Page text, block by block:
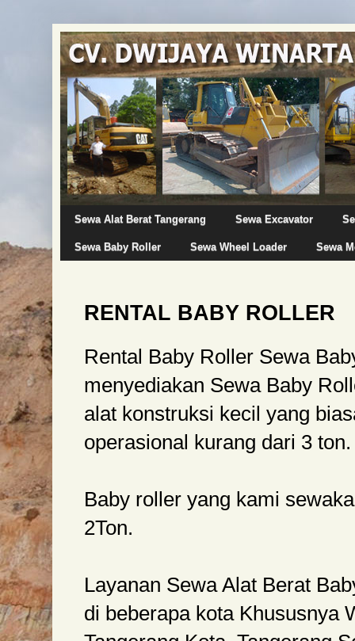
Sewa Alat Berat Tangerang Sewa Excavator
Sewa Baby Roller Sewa Wheel Loader Sewa
RENTAL BABY ROLLER
Rental Baby Roller Sewa
menyediakan Sewa Baby
alat konstruksi kecil yang
operasional kurang dari 3 ton.
Baby roller yang kami
2Ton.
Layanan Sewa Alat Berat
di beberapa kota Khususnya